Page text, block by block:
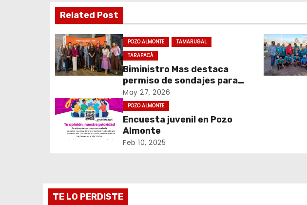
v
e
g
a
i
e
Related Post
POZO ALMONTE
TAMARUGAL
TARAPACÁ
Biministro Mas destaca
permiso de sondajes para
Cerro Colorado
May 27, 2026
POZO ALMONTE
Encuesta juvenil en Pozo
Almonte
Feb 10, 2025
TE LO PERDISTE